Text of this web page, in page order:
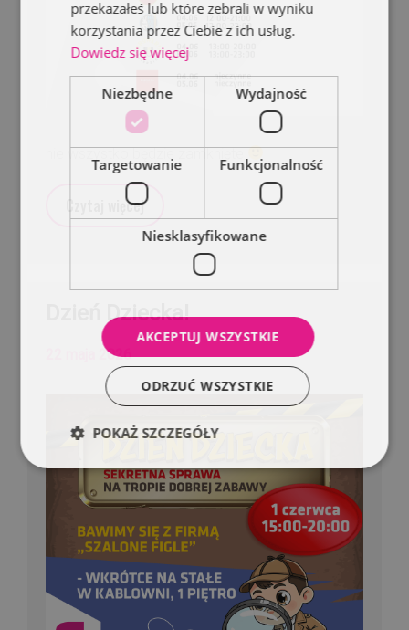
nie wszystko będzie zamknięte
Czytaj więcej
Dzień Dziecka!
22 maja 2026
przekazałeś lub które zebrali w wyniku
korzystania przez Ciebie z ich usług.
Dowiedz się więcej
Niezbędne Wydajność
Targetowanie Funkcjonalność
Niesklasyfikowane
AKCEPTUJ WSZYSTKIE
ODRZUĆ WSZYSTKIE
POKAŻ SZCZEGÓŁY